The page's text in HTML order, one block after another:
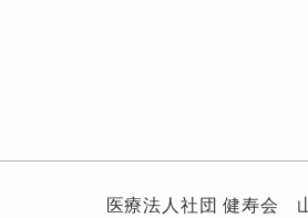
医療法人社団 健寿会